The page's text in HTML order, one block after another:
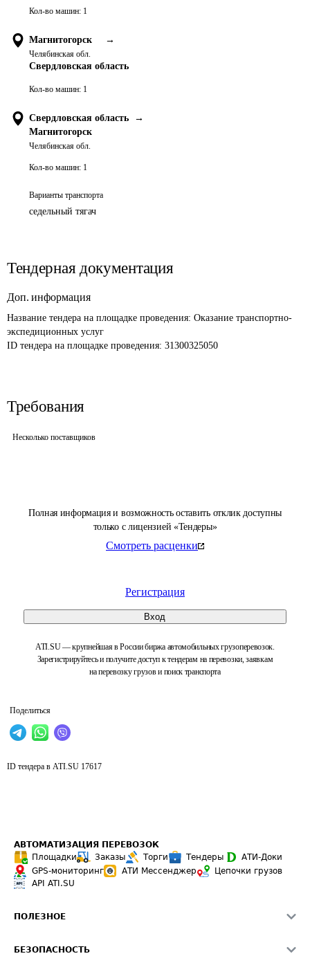
Полная информация и возможность оставить отклик доступны
только с лицензией «Тендеры»
Смотреть расценки
Регистрация
Вход
ATI.SU — крупнейшая в России биржа автомобильных грузоперевозок.
Зарегистрируйтесь и получите доступ к тендерам на перевозки, заявкам
на перевозку грузов и поиск транспорта
Поделиться
Кол-во машин: 1
Магнитогорск →
Челябинская обл.
Свердловская область
Кол-во машин: 1
Свердловская область
→
Магнитогорск
Челябинская обл.
Кол-во машин: 1
Варианты транспорта
седельный тягач
Тендерная документация
Доп. информация
Название тендера на площадке проведения: Оказание транспортно-
экспедиционных услуг
ID тендера на площадке проведения: 31300325050
Требования
Несколько поставщиков
ID тендера в ATI.SU 17617
АВТОМАТИЗАЦИЯ ПЕРЕВОЗОК
Площадки
Заказы Торги Тендеры
АТИ-Доки
GPS-мониторинг
АТИ Мессенджер
Цепочки грузов
API ATI.SU
ПОЛЕЗНОЕ
БЕЗОПАСНОСТЬ